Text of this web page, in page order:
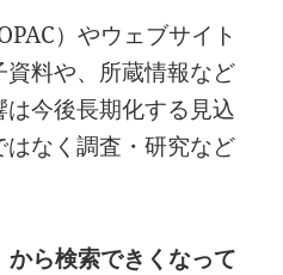
）やウェブサイト
料や、所蔵情報など
今後長期化する見込
なく調査・研究など
ら検索できくなって